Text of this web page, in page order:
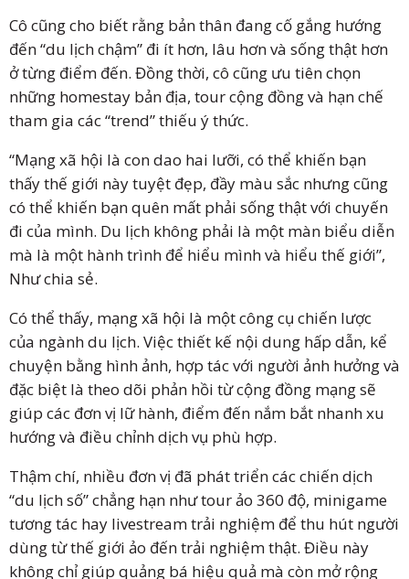
Cô cũng cho biết rằng bản thân đang cố gắng hướng
đến “du lịch chậm” đi ít hơn, lâu hơn và sống thật hơn
ở từng điểm đến. Đồng thời, cô cũng ưu tiên chọn
những homestay bản địa, tour cộng đồng và hạn chế
tham gia các “trend” thiếu ý thức.
“Mạng xã hội là con dao hai lưỡi, có thể khiến bạn
thấy thế giới này tuyệt đẹp, đầy màu sắc nhưng cũng
có thể khiến bạn quên mất phải sống thật với chuyến
đi của mình. Du lịch không phải là một màn biểu diễn
mà là một hành trình để hiểu mình và hiểu thế giới”,
Như chia sẻ.
Có thể thấy, mạng xã hội là một công cụ chiến lược
của ngành du lịch. Việc thiết kế nội dung hấp dẫn, kể
chuyện bằng hình ảnh, hợp tác với người ảnh hưởng và
đặc biệt là theo dõi phản hồi từ cộng đồng mạng sẽ
giúp các đơn vị lữ hành, điểm đến nắm bắt nhanh xu
hướng và điều chỉnh dịch vụ phù hợp.
Thậm chí, nhiều đơn vị đã phát triển các chiến dịch
“du lịch số” chẳng hạn như tour ảo 360 độ, minigame
tương tác hay livestream trải nghiệm để thu hút người
dùng từ thế giới ảo đến trải nghiệm thật. Điều này
không chỉ giúp quảng bá hiệu quả mà còn mở rộng